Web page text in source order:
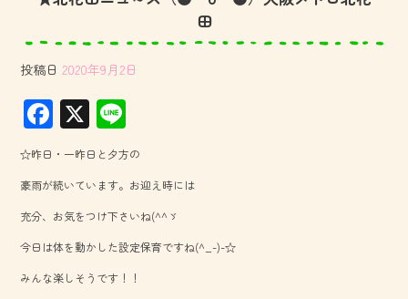
田
投稿日 2020年9月2日
F
ac
e
b
o
ok
X
ne
☆昨日・一昨日と夕方の
豪雨が続いています。お迎え時には
充分、お気をつけ下さいね(^^ゞ
今日は体を動かした設定保育ですね(^_-)-☆
みんな楽しそうです！！